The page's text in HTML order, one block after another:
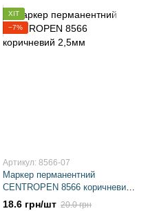
ХІТ
−7%
Артикул: 8566-07
Маркер перманентний
CENTROPEN 8566 коричневий
2,5мм
18.6 грн/шт 20.0 грн